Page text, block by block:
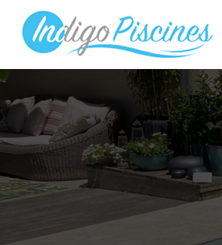
contenu
principal